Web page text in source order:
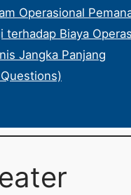
Operasional
terhadap Biaya
Jangka Panjang